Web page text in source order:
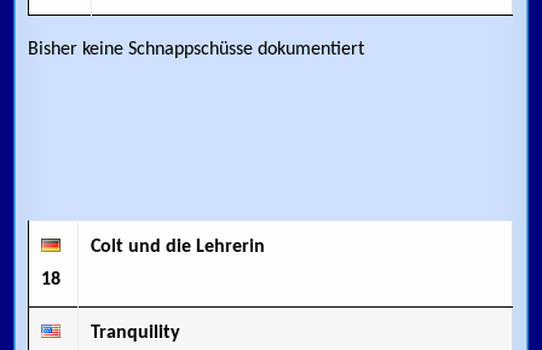
Bisher keine Schnappschüsse dokumentiert
18
Colt und die Lehrerin
Tranquility